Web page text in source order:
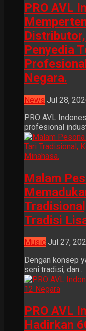
PRO AVL
Penyedia
Negara.
News Jul 28,
PRO AVL
profesional
Malam
Tradisi
Music Jul 27,
Dengan konsep
seni tradisi, dan...
PRO AVL
Hadirkan